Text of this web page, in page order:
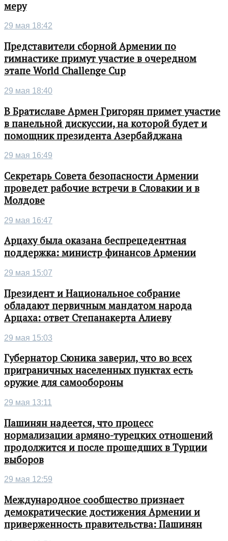
меру
29 мая 18:42
Представители сборной Армении по
гимнастике примут участие в очередном
этапе World Challenge Cup
29 мая 18:40
В Братиславе Армен Григорян примет участие
в панельной дискуссии, на которой будет и
помощник президента Азербайджана
29 мая 16:49
Секретарь Совета безопасности Армении
проведет рабочие встречи в Словакии и в
Молдове
29 мая 16:47
Арцаху была оказана беспрецедентная
поддержка: министр финансов Армении
29 мая 15:07
Президент и Национальное собрание
обладают первичным мандатом народа
Арцаха: ответ Степанакерта Алиеву
29 мая 15:03
Губернатор Сюника заверил, что во всех
приграничных населенных пунктах есть
оружие для самообороны
29 мая 13:11
Пашинян надеется, что процесс
нормализации армяно-турецких отношений
продолжится и после прошедших в Турции
выборов
29 мая 12:59
Международное сообщество признает
демократические достижения Армении и
приверженность правительства: Пашинян